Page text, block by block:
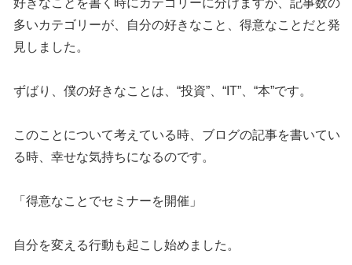
好きなことを書く時にカテゴリーに分けますが、記事数の
多いカテゴリーが、自分の好きなこと、得意なことだと発
見しました。
ずばり、僕の好きなことは、“投資”、“IT”、“本”です。
このことについて考えている時、ブログの記事を書いてい
る時、幸せな気持ちになるのです。
「得意なことでセミナーを開催」
自分を変える行動も起こし始めました。